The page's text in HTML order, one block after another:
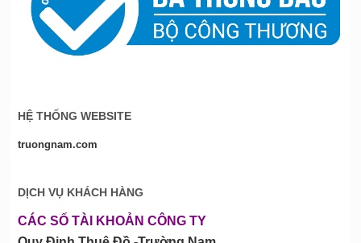
HỆ THỐNG WEBSITE
truongnam.com
DỊCH VỤ KHÁCH HÀNG
CÁC SỐ TÀI KHOẢN CÔNG TY